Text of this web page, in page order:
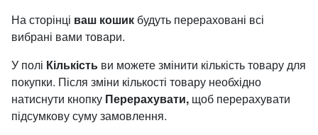
На сторінці ваш кошик будуть перераховані всі
вибрані вами товари.
У полі Кількість ви можете змінити кількість товару для
покупки. Після зміни кількості товару необхідно
натиснути кнопку Перерахувати, щоб перерахувати
підсумкову суму замовлення.